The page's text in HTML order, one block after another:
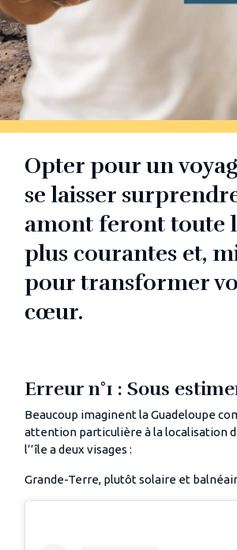
Opter pour un
se laisser
amont feront toute
plus courantes et,
pour transformer
cœur.
Erreur n°1 : Sous
Beaucoup imaginent la Guadeloupe
attention particulière à la localisation
l’’île a deux visages :
Grande-Terre, plutôt solaire et